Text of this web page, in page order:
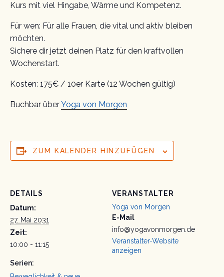
Kurs mit viel Hingabe, Wärme und Kompetenz.
Für wen: Für alle Frauen, die vital und aktiv bleiben
möchten.
Sichere dir jetzt deinen Platz für den kraftvollen
Wochenstart.
Kosten: 175€ / 10er Karte (12 Wochen gültig)
Buchbar überYoga von Morgen
ZUM KALENDER HINZUFÜGEN
DETAILS
Datum:
27. Mai 2031
Zeit:
10:00 - 11:15
Serien:
VERANSTALTER
Yoga von Morgen
E-Mail
info@yogavonmorgen.de
Veranstalter-Website
anzeigen